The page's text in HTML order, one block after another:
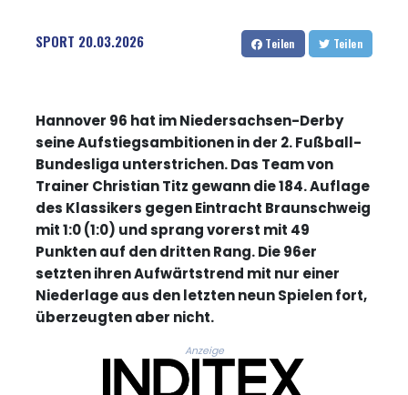
SPORT 20.03.2026 Teilen Teilen
Hannover 96 hat im Niedersachsen-Derby
seine Aufstiegsambitionen in der 2. Fußball-
Bundesliga unterstrichen. Das Team von
Trainer Christian Titz gewann die 184. Auflage
des Klassikers gegen Eintracht Braunschweig
mit 1:0 (1:0) und sprang vorerst mit 49
Punkten auf den dritten Rang. Die 96er
setzten ihren Aufwärtstrend mit nur einer
Niederlage aus den letzten neun Spielen fort,
überzeugten aber nicht.
Anzeige